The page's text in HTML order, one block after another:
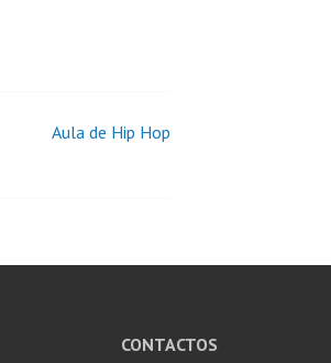
Aula de Hip Hop
CONTACTOS